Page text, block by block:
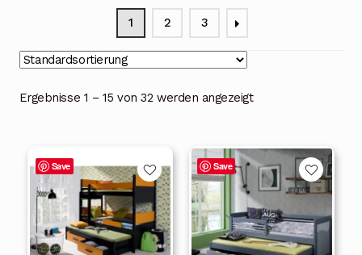
Über uns
Kontakt
Rechtliche Hinweise
öffnen
1 2 3
Ergebnisse 1 – 15 von 32 werden angezeigt
Save
Dieses
Produkt
weist
mehrere
Varianten
Save
Dieses
Produkt
weist
mehrere
Varianten